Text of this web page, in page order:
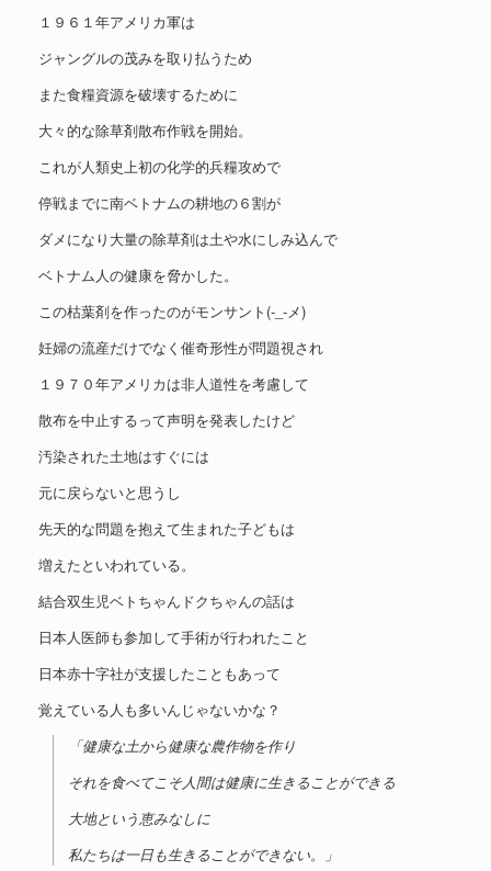
１９６１年アメリカ軍は
ジャングルの茂みを取り払うため
また食糧資源を破壊するために
大々的な除草剤散布作戦を開始。
これが人類史上初の化学的兵糧攻めで
停戦までに南ベトナムの耕地の６割が
ダメになり大量の除草剤は土や水にしみ込んで
ベトナム人の健康を脅かした。
この枯葉剤を作ったのがモンサント(-_-メ)
妊婦の流産だけでなく催奇形性が問題視され
１９７０年アメリカは非人道性を考慮して
散布を中止するって声明を発表したけど
汚染された土地はすぐには
元に戻らないと思うし
先天的な問題を抱えて生まれた子どもは
増えたといわれている。
結合双生児ベトちゃんドクちゃんの話は
日本人医師も参加して手術が行われたこと
日本赤十字社が支援したこともあって
覚えている人も多いんじゃないかな？
「健康な土から健康な農作物を作り
それを食べてこそ人間は健康に生きることができる
大地という恵みなしに
私たちは一日も生きることができない。」